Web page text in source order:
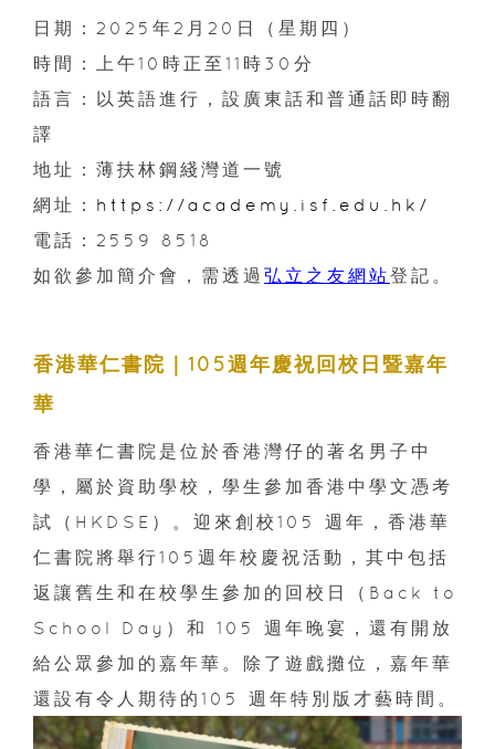
日期：2025年2月20日（星期四）
時間：上午10時正至11時30分
語言：以英語進行，設廣東話和普通話即時翻
譯
地址：薄扶林鋼綫灣道一號
網址： https://academy.isf.edu.hk/
電話：2559 8518
如欲參加簡介會，需透過 弘立之友網站登記。
香港華仁書院｜105週年慶祝回校日暨嘉年
華
香港華仁書院是位於香港灣仔的著名男子中
學，屬於資助學校，學生參加香港中學文憑考
試（HKDSE）。迎來創校105 週年，香港華
仁書院將舉行105週年校慶祝活動，其中包括
返讓舊生和在校學生參加的回校日（Back to
School Day）和 105 週年晚宴，還有開放
給公眾參加的嘉年華。除了遊戲攤位，嘉年華
還設有令人期待的105 週年特別版才藝時間。